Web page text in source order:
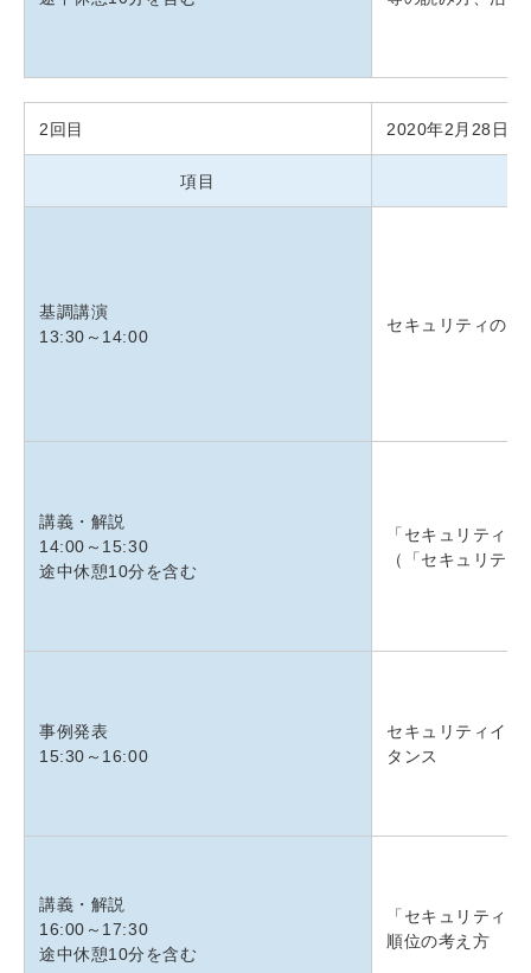
2回目 2020年2月28日(
項目
基調講演
13:30～14:00
セキュリティの
講義・解説
14:00～15:30
途中休憩10分を含む
「セキュリティ
（「セキュリテ
事例発表
15:30～16:00
セキュリティイ
タンス
講義・解説
16:00～17:30
途中休憩10分を含む
「セキュリティ
順位の考え方